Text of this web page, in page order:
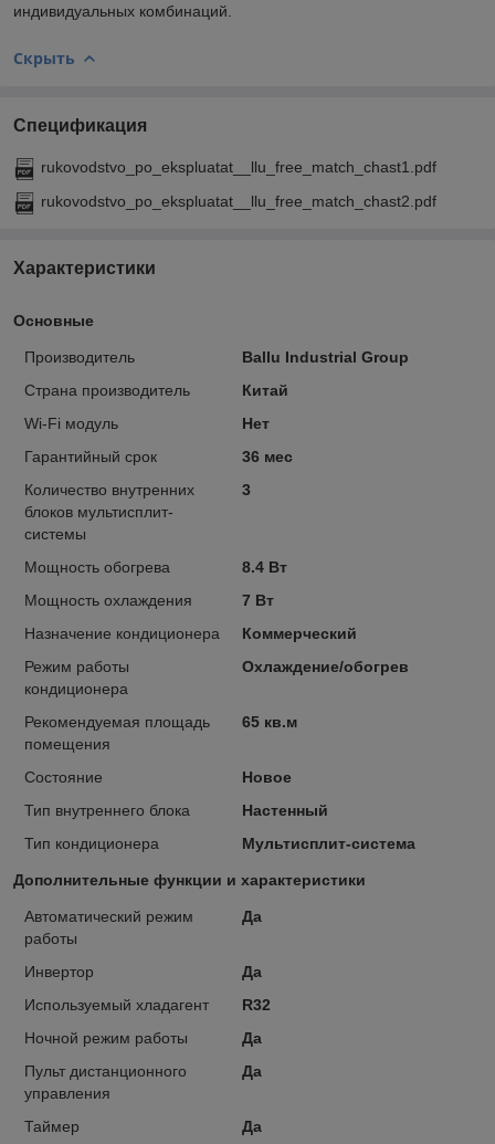
индивидуальных комбинаций.
Скрыть
Спецификация
rukovodstvo_po_ekspluatat__llu_free_match_chast1.pdf
rukovodstvo_po_ekspluatat__llu_free_match_chast2.pdf
Характеристики
Основные
Производитель
Ballu Industrial Group
Страна производитель
Китай
Wi-Fi модуль
Нет
Гарантийный срок
36 мес
Количество внутренних
блоков мультисплит-
системы
3
Мощность обогрева
8.4 Вт
Мощность охлаждения
7 Вт
Назначение кондиционера
Коммерческий
Режим работы
кондиционера
Охлаждение/обогрев
Рекомендуемая площадь
помещения
65 кв.м
Состояние
Новое
Тип внутреннего блока
Настенный
Тип кондиционера
Мультисплит-система
Дополнительные функции и характеристики
Автоматический режим
работы
Да
Инвертор
Да
Используемый хладагент
R32
Ночной режим работы
Да
Пульт дистанционного
управления
Да
Таймер Да